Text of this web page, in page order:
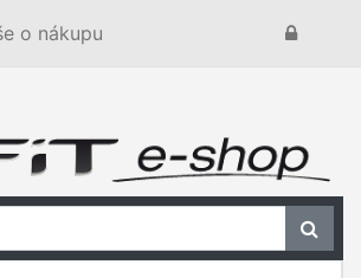
o nákupu